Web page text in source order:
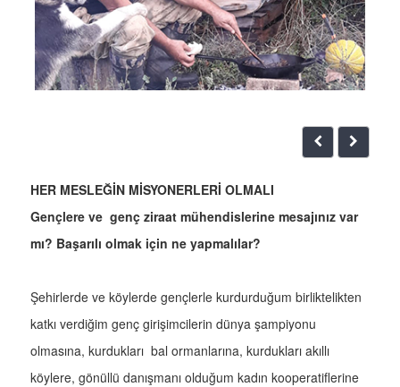
HER MESLEĞİN MİSYONERLERİ OLMALI
Gençlere ve genç ziraat mühendislerine mesajınız var
mı? Başarılı olmak için ne yapmalılar?
Şehirlerde ve köylerde gençlerle kurdurduğum birliktelikten
katkı verdiğim genç girişimcilerin dünya şampiyonu
olmasına, kurdukları bal ormanlarına, kurdukları akıllı
köylere, gönüllü danışmanı olduğum kadın kooperatiflerine